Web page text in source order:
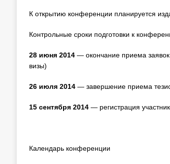
К открытию конференции планируется
Контрольные сроки подготовки к
28 июня 2014— окончание приема
визы)
26 июля 2014— завершение приема
15 сентября 2014— регистрация
Календарь конференции